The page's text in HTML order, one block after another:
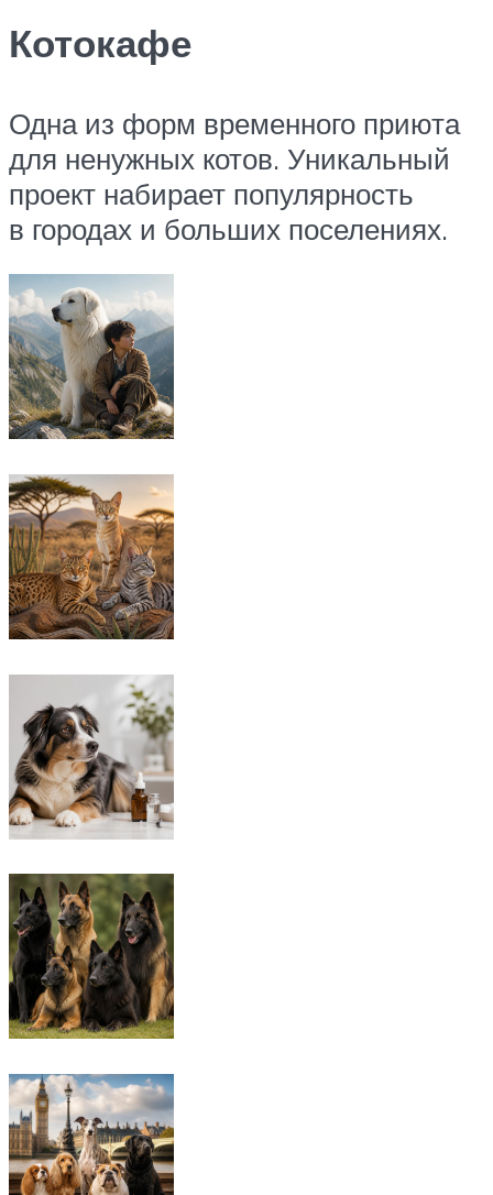
Котокафе
Одна из форм временного приюта
для ненужных котов. Уникальный
проект набирает популярность
в городах и больших поселениях.